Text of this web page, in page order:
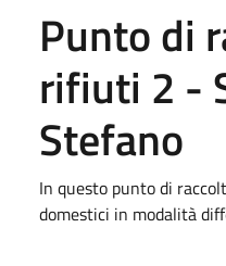
Punto di
rifiuti 2 -
Stefano
In questo punto di
domestici in modalità